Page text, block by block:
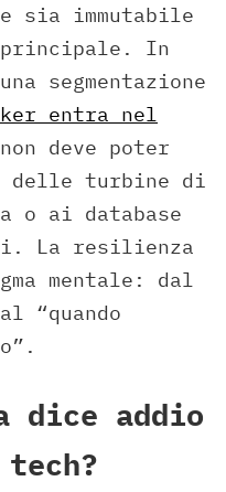
sia immutabile
In
segmentazione
entra nel
deve poter
delle turbine di
o ai database
La resilienza
mentale: dal
“quando
dice addio